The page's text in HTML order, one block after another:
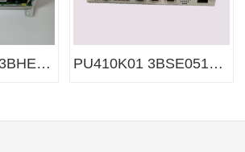
UAD155A0111 3BHE029110R0111 ABB励磁控制器 PU410K01 3BSE051826R1 控制器